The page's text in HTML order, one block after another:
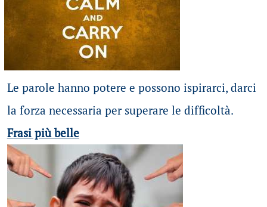
Le parole hanno potere e possono ispirarci, darci
la forza necessaria per superare le difficoltà.
Frasi più belle